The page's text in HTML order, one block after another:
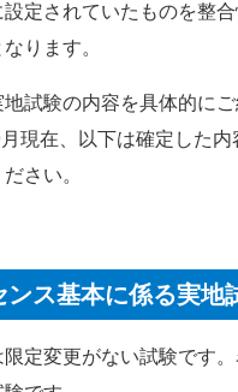
定されていたものを整合
ります。
試験の内容を具体的に
現在、以下は確定した内
さい。
ンス基本に係る実地
定変更がない試験です